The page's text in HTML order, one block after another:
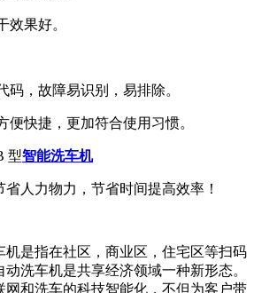
效果好。
码，故障易识别，易排除。
便快捷，更加符合使用习惯。
型智能洗车机
人力物力，节省时间提高效率！
机是指在社区，商业区，住宅区等扫码
动洗车机是共享经济领域一种新形态。
网和洗车的科技智能化，不但为客户带